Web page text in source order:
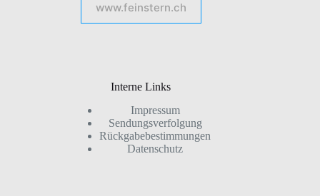
www.feinstern.ch
Interne Links
Impressum
Sendungsverfolgung
Rückgabebestimmungen
Datenschutz